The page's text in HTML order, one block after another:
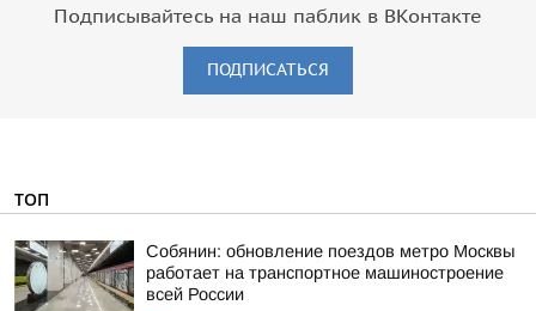
Подписывайтесь на наш паблик в ВКонтакте
ПОДПИСАТЬСЯ
ТОП
Собянин: обновление поездов метро Москвы
работает на транспортное машиностроение
всей России